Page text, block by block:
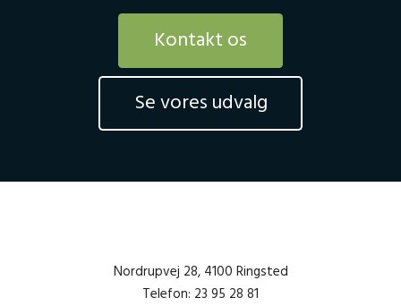
Kontakt os
Se vores udvalg
Nordrupvej 28, 4100 Ringsted
Telefon: 23 95 28 81